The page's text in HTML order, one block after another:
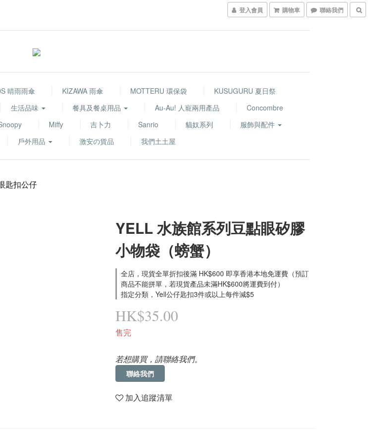
登入會員 購物車 聯絡我們
晴雨雨傘 KIZAWA 雨傘 MOTTERU 環保袋
KUSUGURU 夏日祭
生活品味 餐具及餐桌用品 Au-Au! 人寵兩用產品
Concombre
Miffy 吉卜力 Sanrio 貓奴系列
服飾與配件
戶外用品 激安の貨品 我們土土屋
匙扣公仔
YELL 水族館系列豆點眼矽膠
小物袋（螃蟹）
全店，現貨全單折扣後滿 HK$600 即享香港本地免運費（預訂
商品不能拼單，若現貨產品未滿HK$600將運費到付）
指定分類，Yell公仔匙扣3件或以上每件減$5
HK$35.00
售完
若想購買，請聯絡我們。
聯絡我們
加入追蹤清單